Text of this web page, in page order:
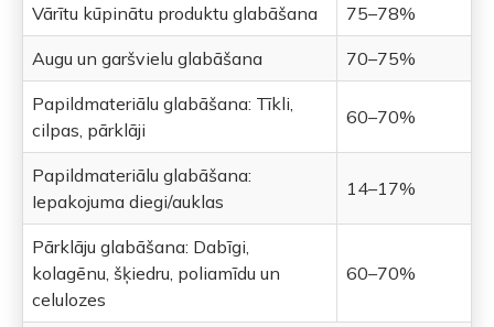
Vārītu kūpinātu produktu glabāšana 75–78%
Augu un garšvielu glabāšana 70–75%
Papildmateriālu glabāšana: Tīkli,
cilpas, pārklāji
60–70%
Papildmateriālu glabāšana:
Iepakojuma diegi/auklas
14–17%
Pārklāju glabāšana: Dabīgi,
kolagēnu, šķiedru, poliamīdu un
celulozes
60–70%